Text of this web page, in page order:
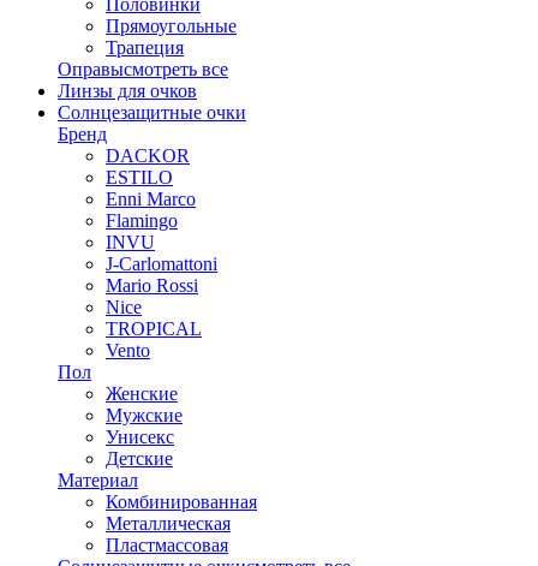
Прямоугольные
Трапеция
Оправысмотреть все
Линзы для очков
Солнцезащитные очки
Бренд
DACKOR
ESTILO
Enni Marco
Flamingo
INVU
J-Carlomattoni
Mario Rossi
Nice
TROPICAL
Vento
Пол
Женские
Мужские
Унисекс
Детские
Материал
Комбинированная
Металлическая
Пластмассовая